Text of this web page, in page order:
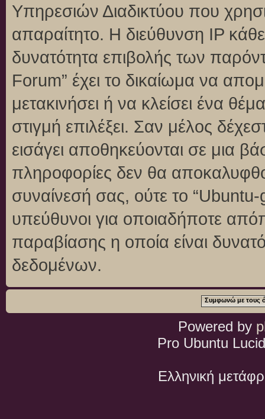
Υπηρεσιών Διαδικτύου που
απαραίτητο. Η διεύθυνση IP
δυνατότητα επιβολής των
Forum” έχει το δικαίωμα να
μετακινήσει ή να κλείσει ένα
στιγμή επιλέξει. Σαν μέλος
εισάγει αποθηκεύονται σε μια
πληροφορίες δεν θα
συναίνεσή σας, ούτε το
υπεύθυνοι για οποιαδήποτε
παραβίασης η οποία είναι
δεδομένων.
Powered by
Pro Ubuntu
Ελληνική